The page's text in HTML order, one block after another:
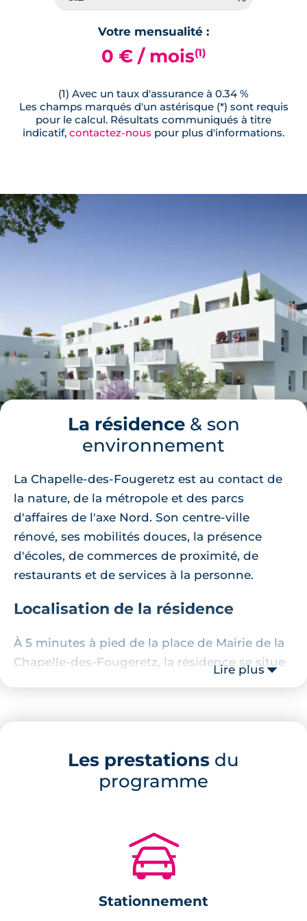
LotC204
Surface annexe
Terrasse
65.09 m²
TVA 20%
🗞
Votre mensualité :
0 € / mois(1)
(1) Avec un taux d'assurance à 0.34 %
Les champs marqués d'un astérisque (*) sont requis
pour le calcul. Résultats communiqués à titre
indicatif, contactez-nous pour plus d'informations.
La résidence& son
environnement
La Chapelle-des-Fougeretz est au contact de
la nature, de la métropole et des parcs
d'affaires de l'axe Nord. Son centre-ville
rénové, ses mobilités douces, la présence
d'écoles, de commerces de proximité, de
restaurants et de services à la personne.
Localisation de la résidence
À 5 minutes à pied de la place de Mairie de la
Chapelle-des-Fougeretz, la résidence se situe
dans un environnement résidentiel et calme.
minutes en voiture et l'école maternelle et
de la résidence.
Description de la résidence
appartements neufs qui sont répartis au sein
de deux immeubles contemporains construit
sur 3 étages. Une balade piétonne dessert les
deux bâtiments à l'intérieur de la résidence. Ils
Lire plus
Les prestations du
programme
🚗
Stationnement